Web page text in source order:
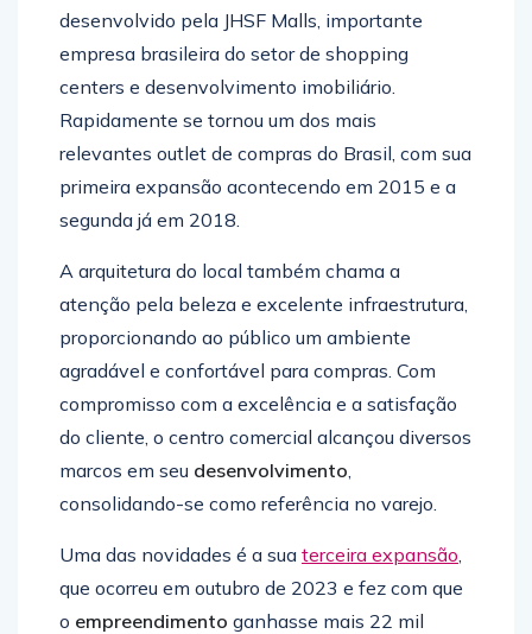
desenvolvido pela JHSF Malls, importante
empresa brasileira do setor de shopping
centers e desenvolvimento imobiliário.
Rapidamente se tornou um dos mais
relevantes outlet de compras do Brasil, com sua
primeira expansão acontecendo em 2015 e a
segunda já em 2018.
A arquitetura do local também chama a
atenção pela beleza e excelente infraestrutura,
proporcionando ao público um ambiente
agradável e confortável para compras. Com
compromisso com a excelência e a satisfação
do cliente, o centro comercial alcançou diversos
marcos em seu desenvolvimento
consolidando-se como referência no varejo.
Uma das novidades é a sua terceira expansão
que ocorreu em outubro de 2023 e fez com que
o empreendimento ganhasse mais 22 mil